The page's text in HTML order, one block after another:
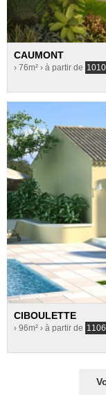
CAUMONT
› 76m² › à partir de
CIBOULETTE
› 96m² › à partir de